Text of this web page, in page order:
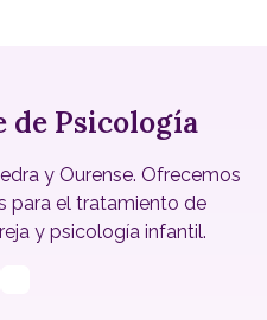
de Psicología
y Ourense. Ofrecemos
para el tratamiento de
y psicología infantil.